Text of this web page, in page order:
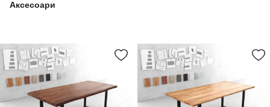
Аксесоари